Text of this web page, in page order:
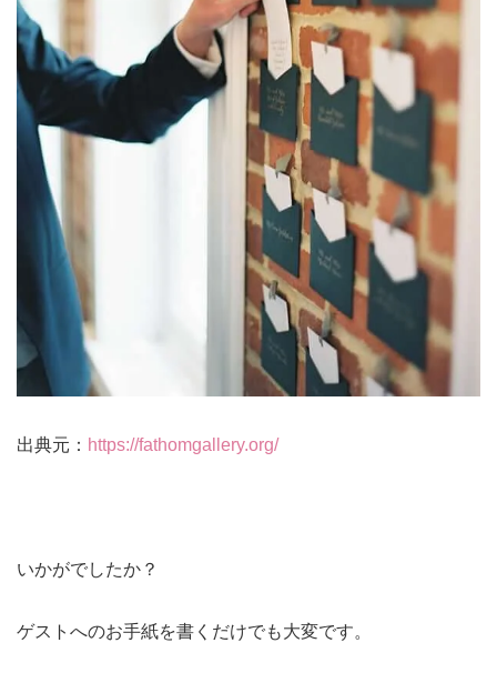
出典元： https://fathomgallery.org/
いかがでしたか？
ゲストへのお手紙を書くだけでも大変です。